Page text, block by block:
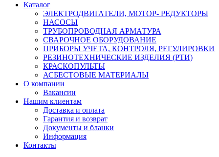
Каталог
ЭЛЕКТРОДВИГАТЕЛИ, МОТОР- РЕДУКТОРЫ
НАСОСЫ
ТРУБОПРОВОДНАЯ АРМАТУРА
СВАРОЧНОЕ ОБОРУДОВАНИЕ
ПРИБОРЫ УЧЕТА, КОНТРОЛЯ, РЕГУЛИРОВКИ
РЕЗИНОТЕХНИЧЕСКИЕ ИЗДЕЛИЯ (РТИ)
КРАСКОПУЛЬТЫ
АСБЕСТОВЫЕ МАТЕРИАЛЫ
О компании
Вакансии
Нашим клиентам
Доставка и оплата
Гарантия и возврат
Документы и бланки
Информация
Контакты